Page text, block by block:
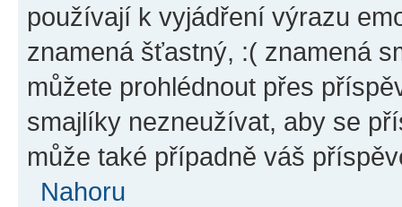
používají k vyjádření výrazu
znamená šťastný, :( znamená
můžete prohlédnout přes
smajlíky nezneužívat, aby se
může také případně váš
Nahoru